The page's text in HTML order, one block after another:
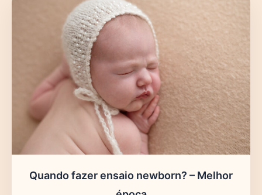
Quando fazer ensaio newborn? – Melhor